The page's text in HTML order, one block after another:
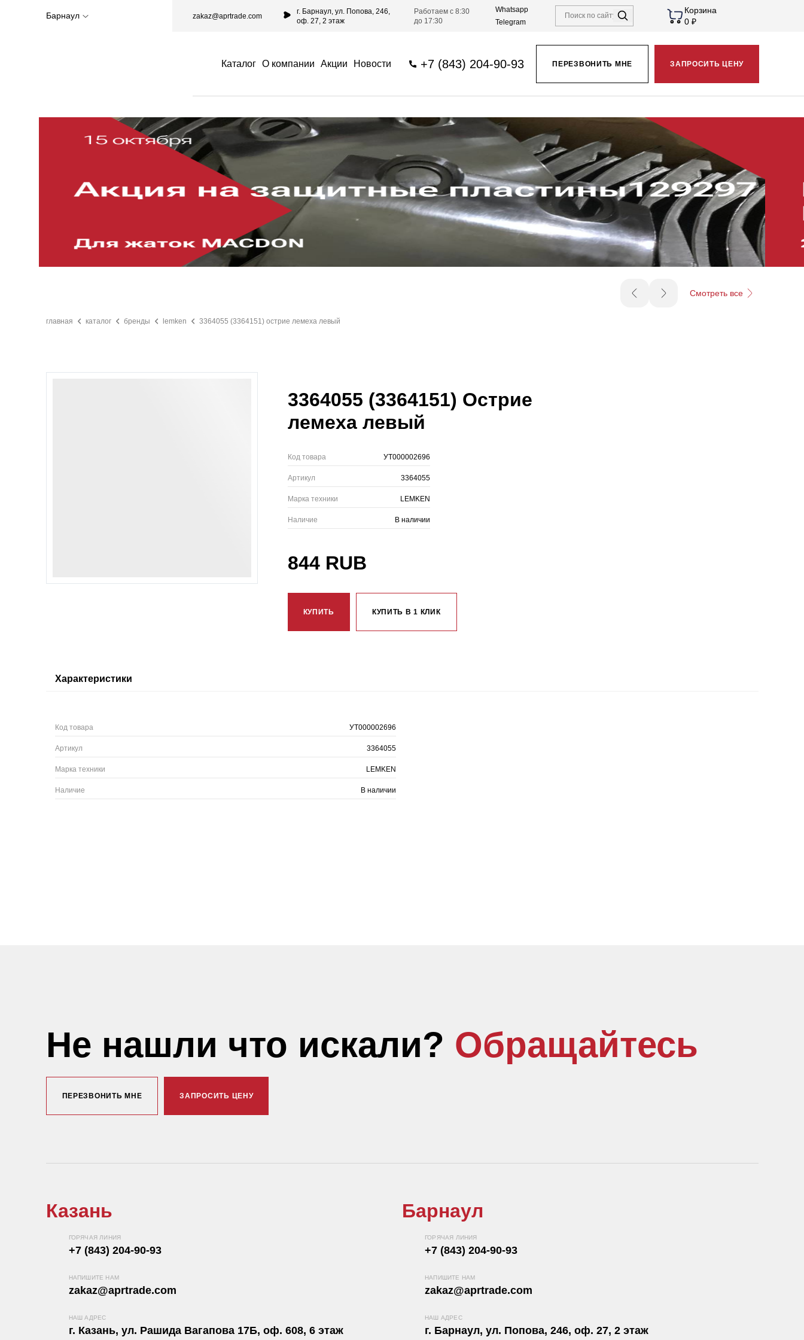
Барнаул zakaz@aprtrade.com
г. Барнаул, ул. Попова, 246,
оф. 27, 2 этаж
Работаем с 8:30
до 17:30
Whatsapp
Telegram
Корзина
0 ₽
Каталог О компании Акции Новости +7 (843) 204-90-93 ПЕРЕЗВОНИТЬ МНЕ ЗАПРОСИТЬ ЦЕНУ
Смотреть все
главная каталог бренды lemken 3364055 (3364151) острие лемеха левый
3364055 (3364151) Острие
лемеха левый
Код товара УТ000002696
Артикул 3364055
Марка техники LEMKEN
Наличие В наличии
844 RUB
КУПИТЬ КУПИТЬ В 1 КЛИК
Характеристики
Код товара УТ000002696
Артикул 3364055
Марка техники LEMKEN
Наличие В наличии
Не нашли что искали? Обращайтесь
ПЕРЕЗВОНИТЬ МНЕ ЗАПРОСИТЬ ЦЕНУ
Казань
ГОРЯЧАЯ ЛИНИЯ
+7 (843) 204-90-93
НАПИШИТЕ НАМ
zakaz@aprtrade.com
НАШ АДРЕС
г. Казань, ул. Рашида Вагапова 17Б, оф. 608, 6 этаж
Барнаул
ГОРЯЧАЯ ЛИНИЯ
+7 (843) 204-90-93
НАПИШИТЕ НАМ
zakaz@aprtrade.com
НАШ АДРЕС
г. Барнаул, ул. Попова, 246, оф. 27, 2 этаж